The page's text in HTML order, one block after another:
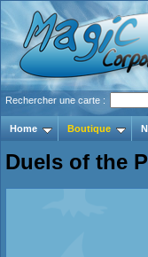
Rechercher une carte :
Home Boutique
Duels of the